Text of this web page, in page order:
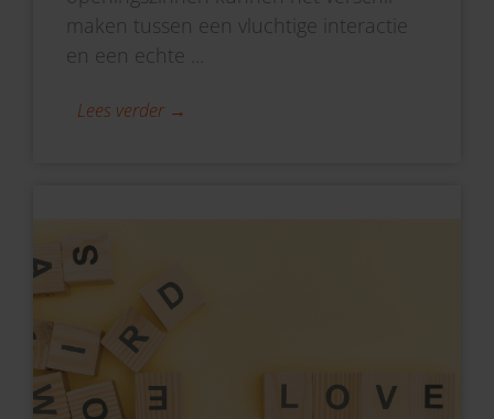
maken tussen een vluchtige interactie
en een echte ...
Lees verder →